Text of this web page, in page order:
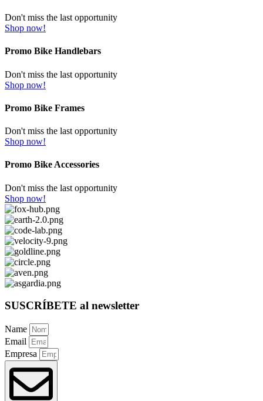
Don't miss the last opportunity
Shop now!
Promo Bike Handlebars
Don't miss the last opportunity
Shop now!
Promo Bike Frames
Don't miss the last opportunity
Shop now!
Promo Bike Accessories
Don't miss the last opportunity
Shop now!
SUSCRÍBETE al newsletter
Name
Email
Empresa